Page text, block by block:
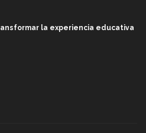
la experiencia educativa